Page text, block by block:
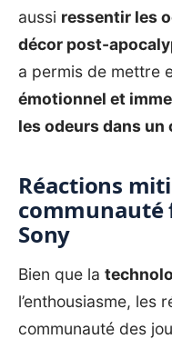
aussi ressentir les
décor post-
a permis de mettre
émotionnel et
les odeurs dans
Réactions
communauté
Sony
Bien que la
l’enthousiasme, les
communauté des